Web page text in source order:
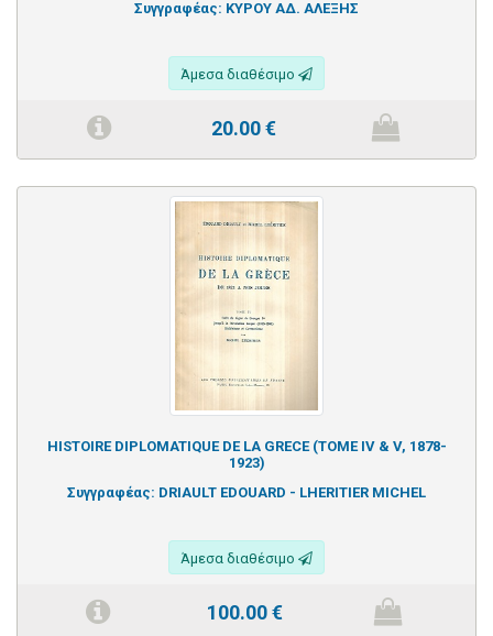
Συγγραφέας: ΚΥΡΟΥ ΑΔ. ΑΛΕΞΗΣ
Άμεσα διαθέσιμο
20.00€
HISTOIRE DIPLOMATIQUE DE LA GRECE (TOME IV & V, 1878-
1923)
Συγγραφέας: DRIAULT EDOUARD - LHERITIER MICHEL
Άμεσα διαθέσιμο
100.00€